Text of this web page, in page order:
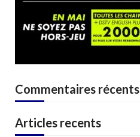
Commentaires récents
Articles recents